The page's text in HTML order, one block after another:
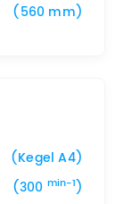
(560 mm)
(Kegel A4)
(300 min-1)